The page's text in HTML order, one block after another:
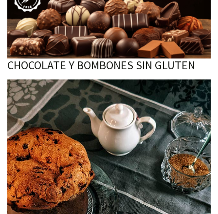
CHOCOLATE Y BOMBONES SIN GLUTEN